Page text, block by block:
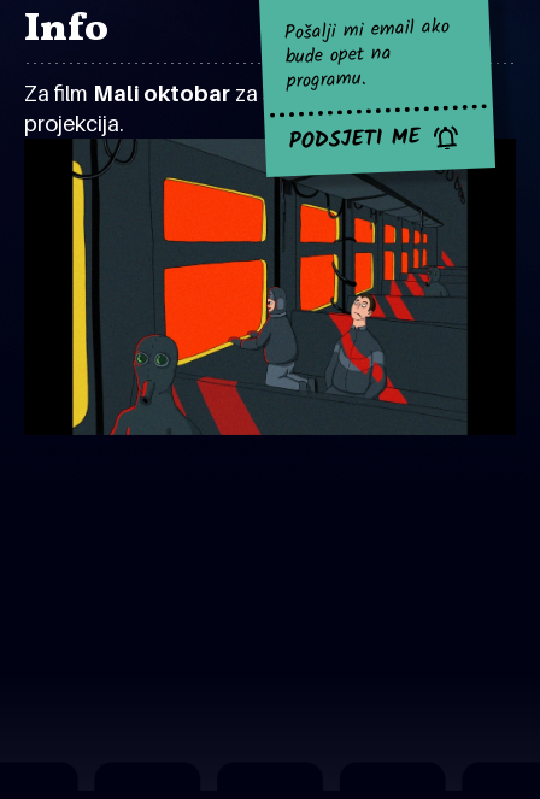
Info
Za film Mali oktobar za sad nema najavljenih
projekcija.
Pošalji mi email ako
bude opet na
programu.
PODSJETI ME